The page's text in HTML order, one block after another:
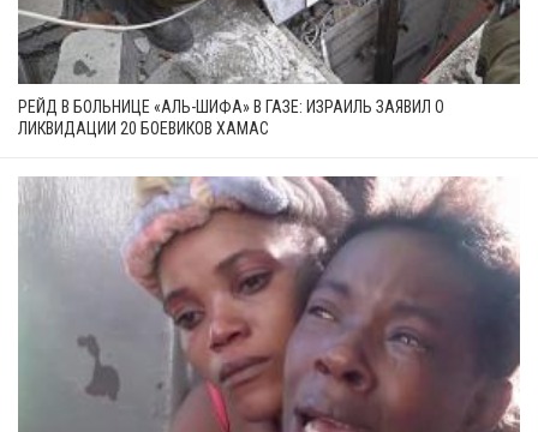
РЕЙД В БОЛЬНИЦЕ «АЛЬ-ШИФА» В ГАЗЕ: ИЗРАИЛЬ ЗАЯВИЛ О
ЛИКВИДАЦИИ 20 БОЕВИКОВ ХАМАС